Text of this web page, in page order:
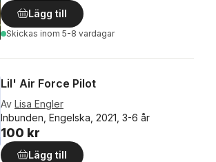
Lägg till
Skickas inom 5-8 vardagar
Lil' Air Force Pilot
Av Lisa Engler
Inbunden, Engelska, 2021, 3-6 år
100 kr
Lägg till